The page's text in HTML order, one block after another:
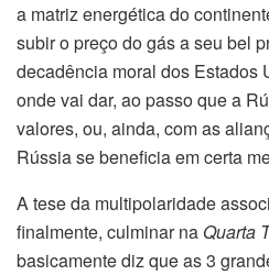
a matriz energética do
subir o preço do gás a seu bel
decadência moral dos Estados
onde vai dar, ao passo que a
valores, ou, ainda, com as
Rússia se beneficia em certa
A tese da multipolaridade
finalmente, culminar na Quarta
basicamente diz que as 3